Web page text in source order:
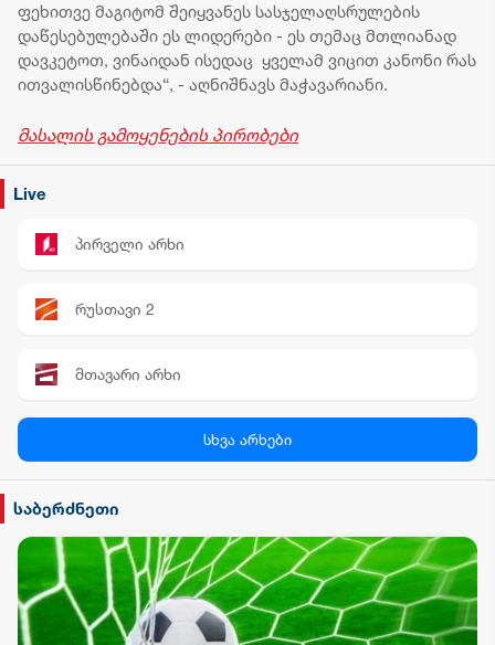
ფეხითვე მაგიტომ შეიყვანეს სასჯელაღსრულების
დაწესებულებაში ეს ლიდერები - ეს თემაც მთლიანად
დავკეტოთ, ვინაიდან ისედაც ყველამ ვიცით კანონი რას
ითვალისწინებდა“, - აღნიშნავს მაჭავარიანი.
მასალის გამოყენების პირობები
Live
პირველი არხი
რუსთავი 2
მთავარი არხი
სილქ უნივერსალი
TV პირველი
ფორმულა
სხვა არხები
საბერძნეთი